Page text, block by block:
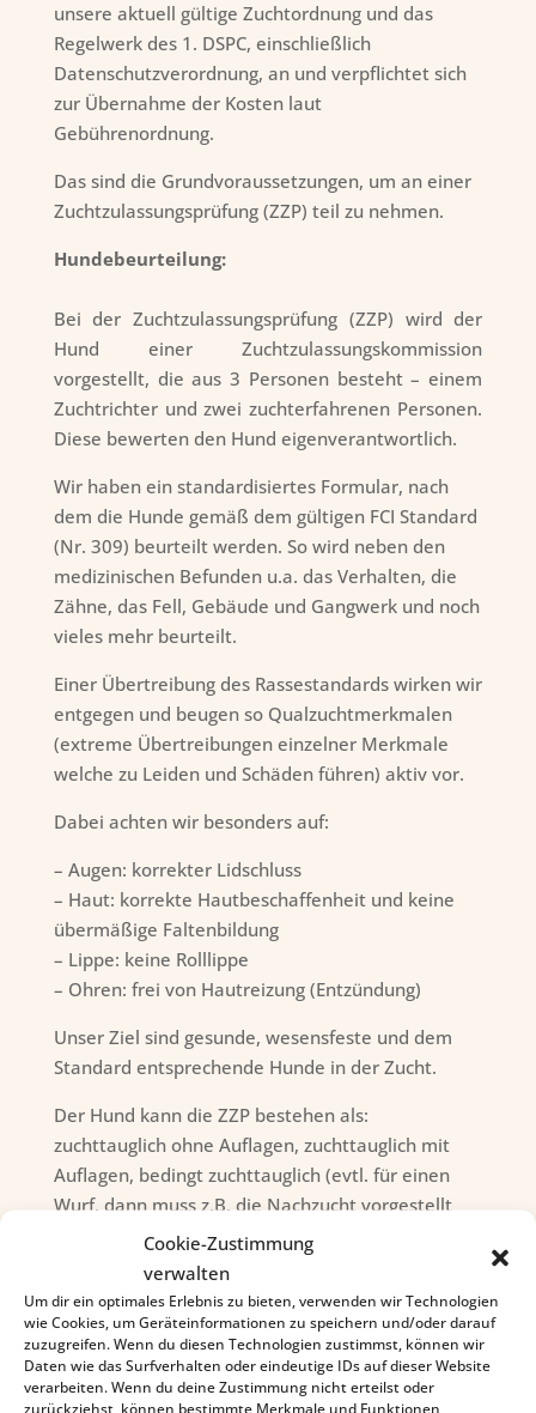
Cookie-Zustimmung
verwalten
Um dir ein optimales Erlebnis zu bieten, verwenden wir Technologien
wie Cookies, um Geräteinformationen zu speichern und/oder darauf
zuzugreifen. Wenn du diesen Technologien zustimmst, können wir
Daten wie das Surfverhalten oder eindeutige IDs auf dieser Website
verarbeiten. Wenn du deine Zustimmung nicht erteilst oder
zurückziehst, können bestimmte Merkmale und Funktionen
unsere aktuell gültige Zuchtordnung und das
Regelwerk des 1. DSPC, einschließlich
Datenschutzverordnung, an und verpflichtet sich
zur Übernahme der Kosten laut
Gebührenordnung.
Das sind die Grundvoraussetzungen, um an einer
Zuchtzulassungsprüfung (ZZP) teil zu nehmen.
Hundebeurteilung:
Bei der Zuchtzulassungsprüfung (ZZP) wird der
Hund einer Zuchtzulassungskommission
vorgestellt, die aus 3 Personen besteht – einem
Zuchtrichter und zwei zuchterfahrenen Personen.
Diese bewerten den Hund eigenverantwortlich.
Wir haben ein standardisiertes Formular, nach
dem die Hunde gemäß dem gültigen FCI Standard
(Nr. 309) beurteilt werden. So wird neben den
medizinischen Befunden u.a. das Verhalten, die
Zähne, das Fell, Gebäude und Gangwerk und noch
vieles mehr beurteilt.
Einer Übertreibung des Rassestandards wirken wir
entgegen und beugen so Qualzuchtmerkmalen
(extreme Übertreibungen einzelner Merkmale
welche zu Leiden und Schäden führen) aktiv vor.
Dabei achten wir besonders auf:
– Augen: korrekter Lidschluss
– Haut: korrekte Hautbeschaffenheit und keine
übermäßige Faltenbildung
– Lippe: keine Rolllippe
– Ohren: frei von Hautreizung (Entzündung)
Unser Ziel sind gesunde, wesensfeste und dem
Standard entsprechende Hunde in der Zucht.
Der Hund kann die ZZP bestehen als:
zuchttauglich ohne Auflagen, zuchttauglich mit
Auflagen, bedingt zuchttauglich (evtl. für einen
Wurf, dann muss z.B. die Nachzucht vorgestellt
werden, um über die Zuchttauglichkeit neu zu
befinden) und nicht zuchttauglich (Mit diesen
Hunden darf dann nicht gezüchtet werden).
Gültigkeit:
Evtl. Änderungen und Ergänzungen auf dem ZZL-